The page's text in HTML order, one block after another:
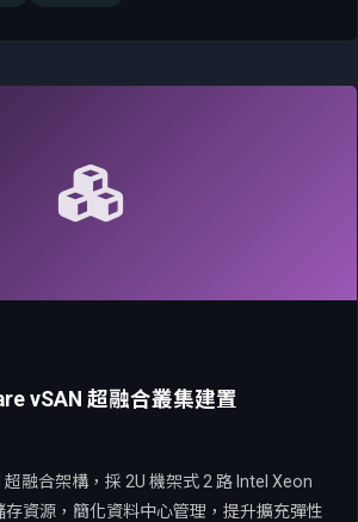
vSAN 超融合叢集建置
融合架構，採 2U 機架式 2 路 Intel Xeon
資源，簡化資料中心管理，提升擴充彈性